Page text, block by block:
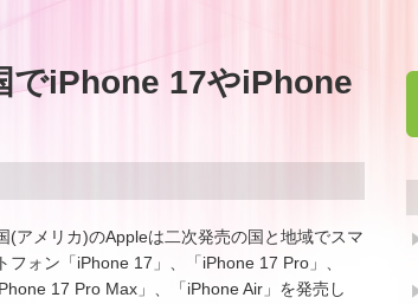
でiPhone 17やiPhone
(アメリカ)のAppleは二次発売の国と地域でスマ
フォン「iPhone 17」、「iPhone 17 Pro」、
iPhone 17 Pro Max」、「iPhone Air」を発売し